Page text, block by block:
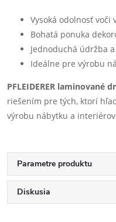
Vysoká odolnosť voči
Bohatá ponuka
Jednoduchá údržba
Ideálne pre výrobu
PFLEIDERER laminované
riešením pre tých, ktorí
výrobu nábytku a
Parametre produktu
Diskusia